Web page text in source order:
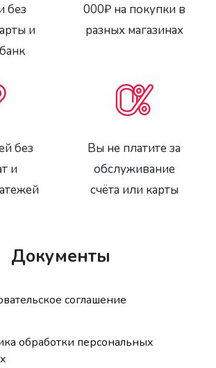
без
и
000₽ на покупки в
разных магазинах
без
и
Вы не платите за
обслуживание
счёта или карты
Документы
соглашение
обработки персональных